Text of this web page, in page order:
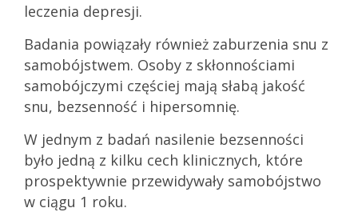
leczenia depresji.
Badania powiązały również zaburzenia snu z
samobójstwem. Osoby z skłonnościami
samobójczymi częściej mają słabą jakość
snu, bezsenność i hipersomnię.
W jednym z badań nasilenie bezsenności
było jedną z kilku cech klinicznych, które
prospektywnie przewidywały samobójstwo
w ciągu 1 roku.